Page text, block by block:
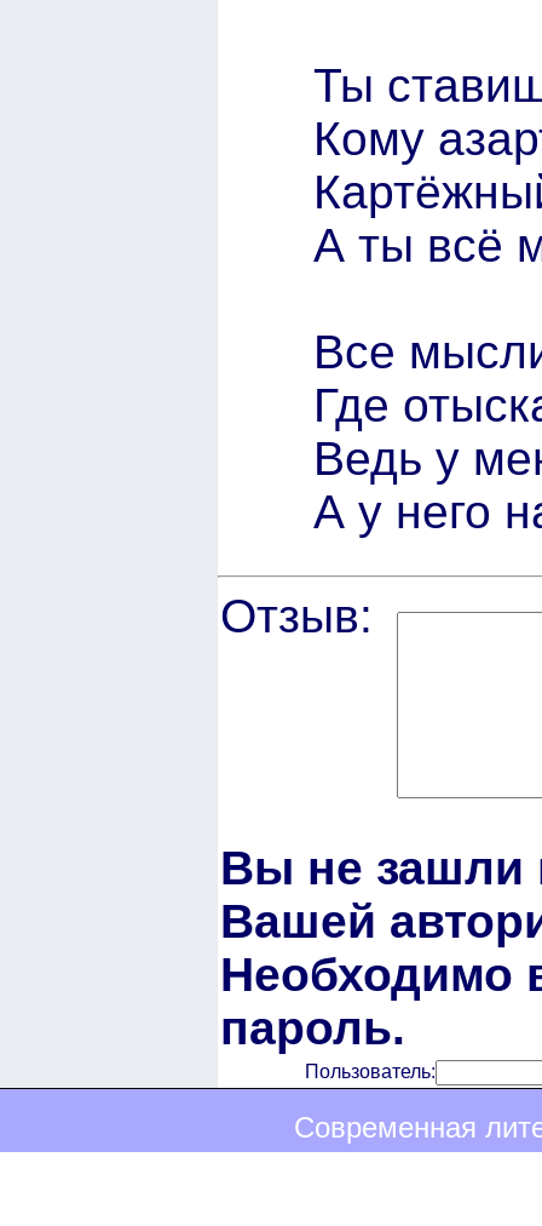
Ты
Кому
А ты всё
Все
Где
Ведь у
А у него
Отзыв:
Вы не зашли
Вашей
Необходимо
пароль.
Пользователь:
Современная